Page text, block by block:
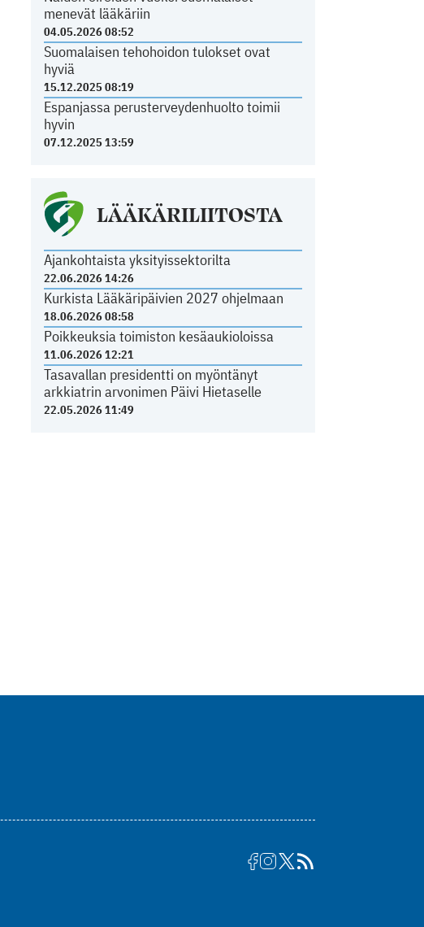
menevät lääkäriin
04.05.2026 08:52
Suomalaisen tehohoidon tulokset ovat
hyviä
15.12.2025 08:19
Espanjassa perusterveydenhuolto toimii
hyvin
07.12.2025 13:59
LÄÄKÄRILIITOSTA
Ajankohtaista yksityissektorilta
22.06.2026 14:26
Kurkista Lääkäripäivien 2027 ohjelmaan
18.06.2026 08:58
Poikkeuksia toimiston kesäaukioloissa
11.06.2026 12:21
Tasavallan presidentti on myöntänyt
arkkiatrin arvonimen Päivi Hietaselle
22.05.2026 11:49